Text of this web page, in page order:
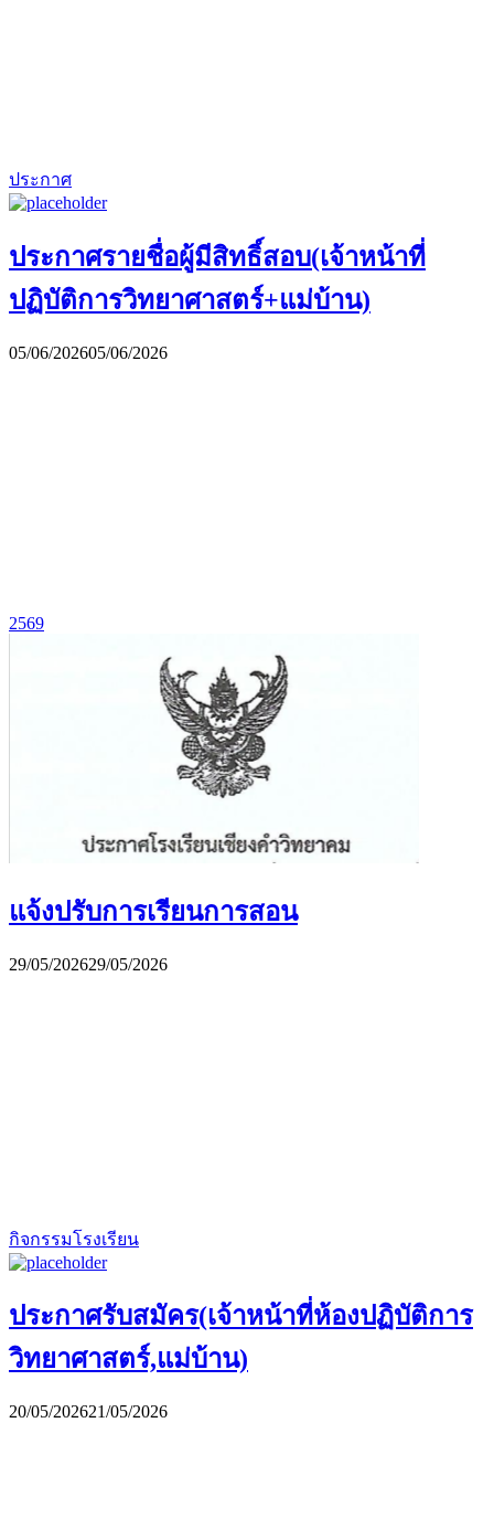
ประกาศ
ประกาศรายชื่อผู้มีสิทธิ์สอบ(เจ้าหน้าที่
ปฏิบัติการวิทยาศาสตร์+แม่บ้าน)
05/06/202605/06/2026
2569
แจ้งปรับการเรียนการสอน
29/05/202629/05/2026
กิจกรรมโรงเรียน
ประกาศรับสมัคร(เจ้าหน้าที่ห้องปฏิบัติการ
วิทยาศาสตร์,แม่บ้าน)
20/05/202621/05/2026